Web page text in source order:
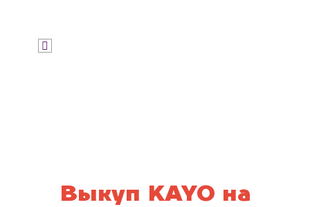
Выкуп KAYO на